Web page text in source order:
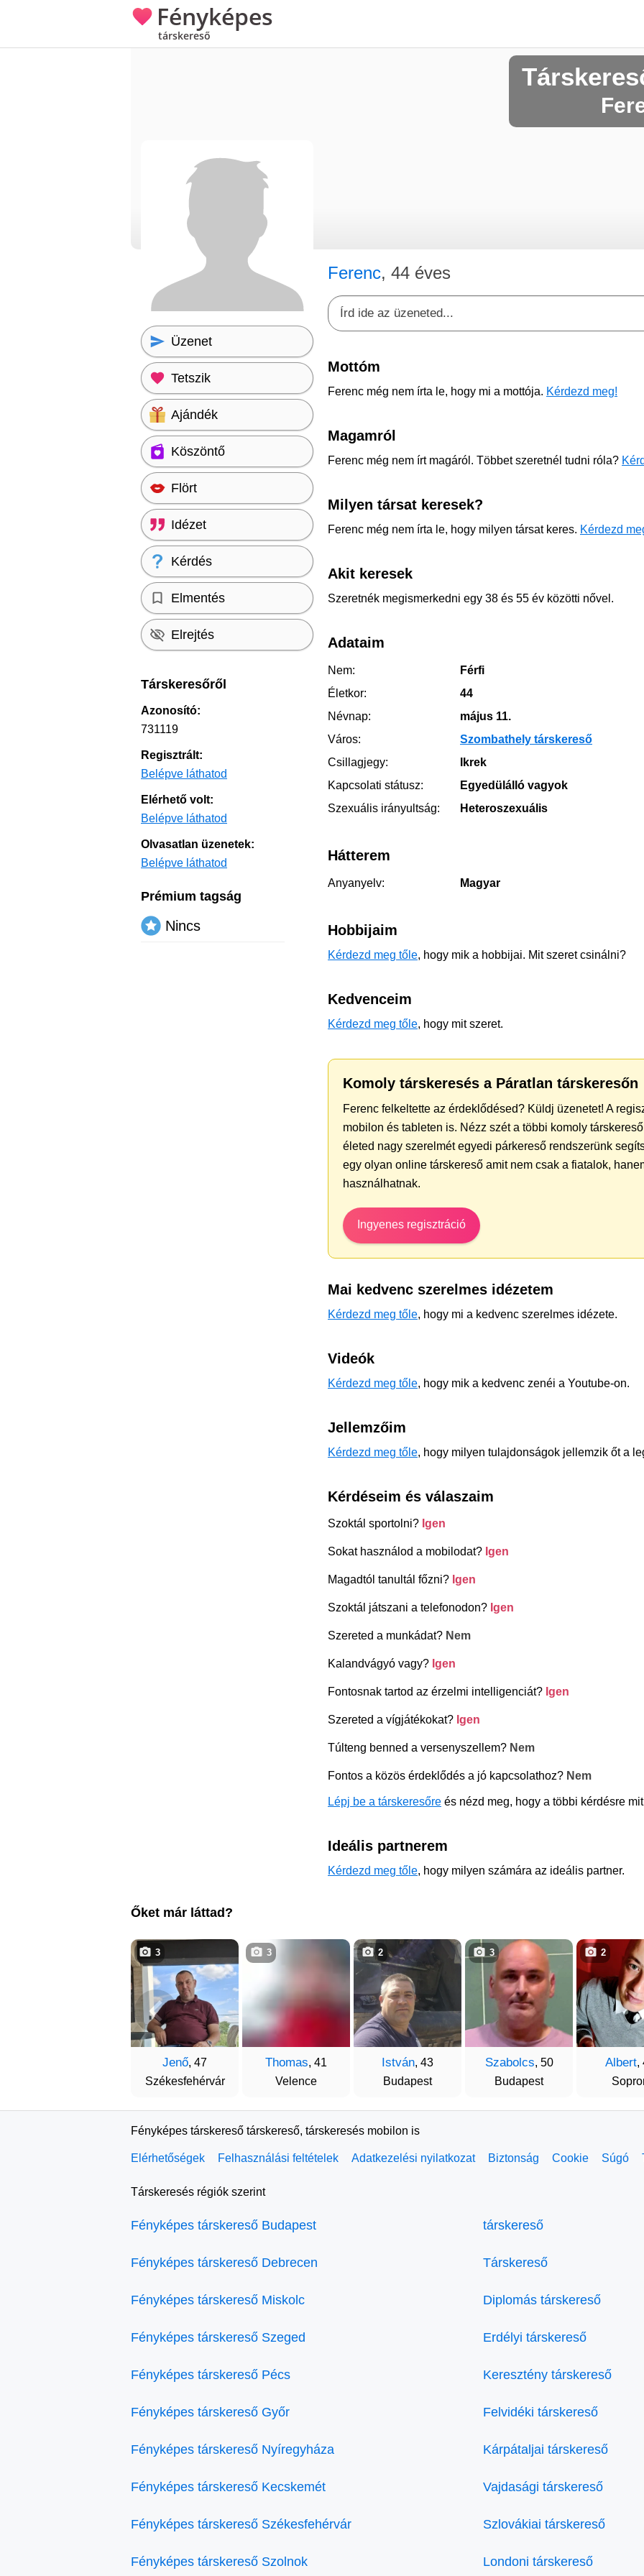
Fényképes
társkereső
Ferenc, 44 éves
Mottóm
Ferenc még nem írta le, hogy mi a mottója. Kérdezd meg!
Magamról
Ferenc még nem írt magáról. Többet szeretnél tudni róla?
Milyen társat keresek?
Ferenc még nem írta le, hogy milyen társat keres. Kérdezd
Akit keresek
Szeretnék megismerkedni egy 38 és 55 év közötti nővel.
Adataim
Nem:
Férfi
Életkor:
44
Névnap:
május 11.
Város:
Szombathely társkereső
Csillagjegy:
Ikrek
Kapcsolati státusz:
Egyedülálló vagyok
Szexuális irányultság:
Heteroszexuális
Hátterem
Anyanyelv: Magyar
Hobbijaim
Kérdezd meg tőle, hogy mik a hobbijai. Mit szeret csinálni?
Kedvenceim
Kérdezd meg tőle, hogy mit szeret.
Komoly társkeresés a Páratlan társkeresőn
Ferenc felkeltette az érdeklődésed? Küldj üzenetet! A
mobilon és tableten is. Nézz szét a többi komoly
életed nagy szerelmét egyedi párkereső rendszerünk
egy olyan online társkereső amit nem csak a fiatalok,
használhatnak.
Ingyenes regisztráció
Mai kedvenc szerelmes idézetem
Kérdezd meg tőle, hogy mi a kedvenc szerelmes idézete.
Videók
Kérdezd meg tőle, hogy mik a kedvenc zenéi a Youtube-on.
Jellemzőim
Kérdezd meg tőle, hogy milyen tulajdonságok jellemzik őt a
Kérdéseim és válaszaim
Szoktál sportolni? Igen
Sokat használod a mobilodat? Igen
Magadtól tanultál főzni? Igen
Szoktál játszani a telefonodon? Igen
Szereted a munkádat? Nem
Kalandvágyó vagy? Igen
Fontosnak tartod az érzelmi intelligenciát? Igen
Szereted a vígjátékokat? Igen
Túlteng benned a versenyszellem? Nem
Fontos a közös érdeklődés a jó kapcsolathoz? Nem
Lépj be a társkeresőre és nézd meg, hogy a többi kérdésre
Ideális partnerem
Kérdezd meg tőle, hogy milyen számára az ideális partner.
Üzenet
Tetszik
Ajándék
Köszöntő
Flört
Idézet
Kérdés
Elmentés
Elrejtés
Társkeresőről
Azonosító:
731119
Regisztrált:
Belépve láthatod
Elérhető volt:
Belépve láthatod
Olvasatlan üzenetek:
Belépve láthatod
Prémium tagság
Nincs
Őket már láttad?
Jenő, 47
Székesfehérvár
3
Thomas, 41
Velence
3
István, 43
Budapest
2
Szabolcs, 50
Budapest
3
Albert,
2
Fényképes társkereső társkereső, társkeresés mobilon is
Elérhetőségek Felhasználási feltételek Adatkezelési nyilatkozat Biztonság Cookie Súgó
Társkeresés régiók szerint
Fényképes társkereső Budapest
Fényképes társkereső Debrecen
Fényképes társkereső Miskolc
Fényképes társkereső Szeged
Fényképes társkereső Pécs
Fényképes társkereső Győr
Fényképes társkereső Nyíregyháza
Fényképes társkereső Kecskemét
Fényképes társkereső Székesfehérvár
Fényképes társkereső Szolnok
társkereső
Társkereső
Diplomás társkereső
Erdélyi társkereső
Keresztény társkereső
Felvidéki társkereső
Kárpátaljai társkereső
Vajdasági társkereső
Szlovákiai társkereső
Londoni társkereső